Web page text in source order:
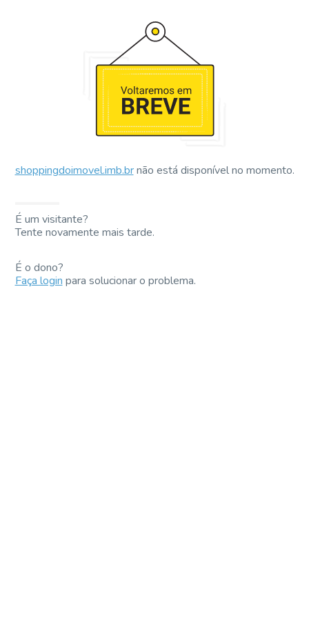
shoppingdoimovel.imb.brnão está disponível no momento.
É um visitante?
Tente novamente mais tarde.
É o dono?
Faça loginpara solucionar o problema.